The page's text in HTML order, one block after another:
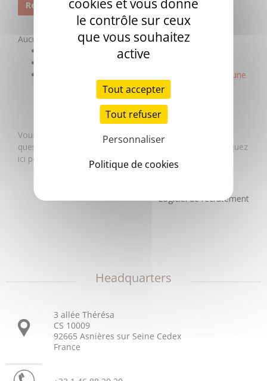
Headquarters
3 allée Thérésa
CS 10009
92665 Asnières sur Seine Cedex
France
cookies et vous donne
le contrôle sur ceux
que vous souhaitez
active
Tout accepter
Tout refuser
Personnaliser
Politique de cookies